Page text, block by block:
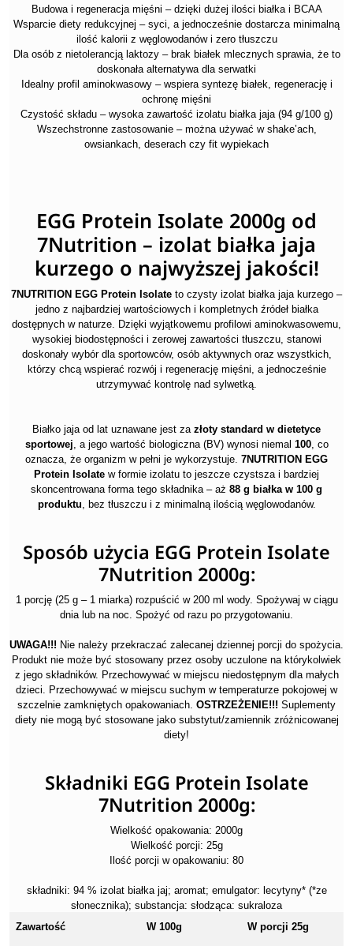
Budowa i regeneracja mięśni – dzięki dużej ilości białka i BCAA
Wsparcie diety redukcyjnej – syci, a jednocześnie dostarcza minimalną
ilość kalorii z węglowodanów i zero tłuszczu
Dla osób z nietolerancją laktozy – brak białek mlecznych sprawia, że to
doskonała alternatywa dla serwatki
Idealny profil aminokwasowy – wspiera syntezę białek, regenerację i
ochronę mięśni
Czystość składu – wysoka zawartość izolatu białka jaja (94 g/100 g)
Wszechstronne zastosowanie – można używać w shake’ach,
owsiankach, deserach czy fit wypiekach
EGG Protein Isolate 2000g od
7Nutrition – izolat białka jaja
kurzego o najwyższej jakości!
7NUTRITION EGG Protein Isolate to czysty izolat białka jaja kurzego –
jedno z najbardziej wartościowych i kompletnych źródeł białka
dostępnych w naturze. Dzięki wyjątkowemu profilowi aminokwasowemu,
wysokiej biodostępności i zerowej zawartości tłuszczu, stanowi
doskonały wybór dla sportowców, osób aktywnych oraz wszystkich,
którzy chcą wspierać rozwój i regenerację mięśni, a jednocześnie
utrzymywać kontrolę nad sylwetką.
Białko jaja od lat uznawane jest za złoty standard w dietetyce
sportowej , a jego wartość biologiczna (BV) wynosi niemal 100, co
oznacza, że organizm w pełni je wykorzystuje. 7NUTRITION EGG
Protein Isolate w formie izolatu to jeszcze czystsza i bardziej
skoncentrowana forma tego składnika – aż 88 g białka w 100 g
produktu , bez tłuszczu i z minimalną ilością węglowodanów.
Sposób użycia EGG Protein Isolate
7Nutrition 2000g:
1 porcję (25 g – 1 miarka) rozpuścić w 200 ml wody. Spożywaj w ciągu
dnia lub na noc. Spożyć od razu po przygotowaniu.
UWAGA!!! Nie należy przekraczać zalecanej dziennej porcji do spożycia.
Produkt nie może być stosowany przez osoby uczulone na którykolwiek
z jego składników. Przechowywać w miejscu niedostępnym dla małych
dzieci. Przechowywać w miejscu suchym w temperaturze pokojowej w
szczelnie zamkniętych opakowaniach. OSTRZEŻENIE!!! Suplementy
diety nie mogą być stosowane jako substytut/zamiennik zróżnicowanej
diety!
Składniki EGG Protein Isolate
7Nutrition 2000g:
Wielkość opakowania: 2000g
Wielkość porcji: 25g
Ilość porcji w opakowaniu: 80
składniki: 94 % izolat białka jaj; aromat; emulgator: lecytyny* (*ze
słonecznika); substancja: słodząca: sukraloza
Zawartość
W 100g W porcji 25g